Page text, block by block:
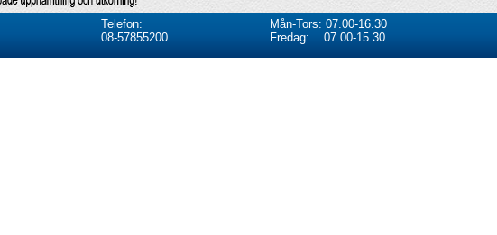
Telefon:
08-57855200
Mån-Tors: 07.00-16.30
Fredag: 07.00-15.30